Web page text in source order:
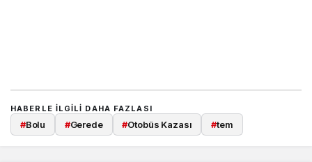
HABERLE ILGILI DAHA FAZLASI
#Bolu #Gerede #Otobüs Kazası #tem